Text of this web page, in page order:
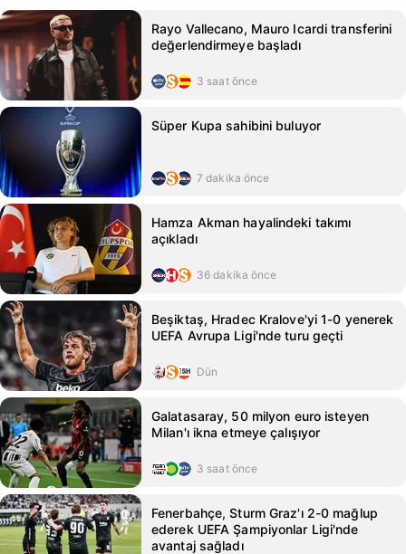
Rayo Vallecano, Mauro Icardi transferini
değerlendirmeye başladı
3 saat önce
Süper Kupa sahibini buluyor
7 dakika önce
Hamza Akman hayalindeki takımı
açıkladı
36 dakika önce
Beşiktaş, Hradec Kralove'yi 1-0 yenerek
UEFA Avrupa Ligi'nde turu geçti
Dün
Galatasaray, 50 milyon euro isteyen
Milan'ı ikna etmeye çalışıyor
3 saat önce
Fenerbahçe, Sturm Graz'ı 2-0 mağlup
ederek UEFA Şampiyonlar Ligi'nde
avantaj sağladı